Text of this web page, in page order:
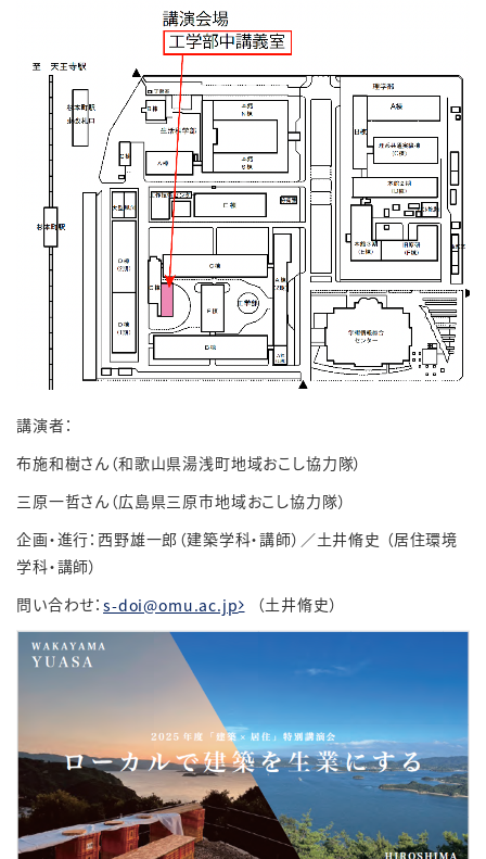
講演者：
布施和樹さん（和歌山県湯浅町地域おこし協力隊）
三原一哲さん（広島県三原市地域おこし協力隊）
企画・進行：西野雄一郎（建築学科・講師）／土井脩史 （居住環境
学科・講師）
問い合わせ： s-doi@omu.ac.jp （土井脩史）